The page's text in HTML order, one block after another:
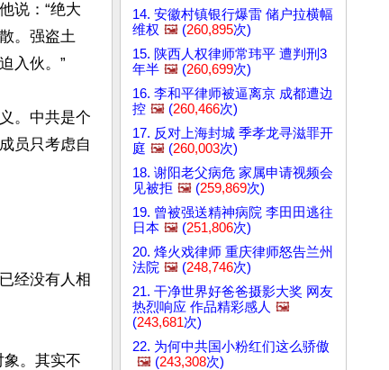
说：“绝大
。强盗土
入伙。”
。中共是个
员只考虑自
经没有人相
。其实不
14. 安徽村镇银行爆雷 储户拉横幅
维权 🖼️ (260,895次)
15. 陕西人权律师常玮平 遭判刑3
年半 🖼️ (260,699次)
16. 李和平律师被逼离京 成都遭边
控 🖼️ (260,466次)
17. 反对上海封城 季孝龙寻滋罪开
庭 🖼️ (260,003次)
18. 谢阳老父病危 家属申请视频会
见被拒 🖼️ (259,869次)
19. 曾被强送精神病院 李田田逃往
日本 🖼️ (251,806次)
20. 烽火戏律师 重庆律师怒告兰州
法院 🖼️ (248,746次)
21. 干净世界好爸爸摄影大奖 网友
热烈响应 作品精彩感人 🖼️
(243,681次)
22. 为何中共国小粉红们这么骄傲
🖼️ (243,308次)